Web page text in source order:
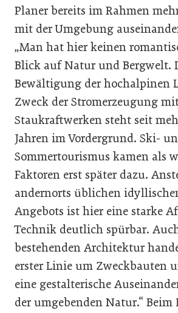
Planer bereits im Rahmen
mit der Umgebung
„Man hat hier keinen
Blick auf Natur und Bergwelt.
Bewältigung der hochalpinen
Zweck der Stromerzeugung
Staukraftwerken steht seit
Jahren im Vordergrund. Ski-
Sommertourismus kamen als
Faktoren erst später dazu.
andernorts üblichen
Angebots ist hier eine starke
Technik deutlich spürbar.
bestehenden Architektur
erster Linie um Zweckbauten
eine gestalterische
der umgebenden Natur.“